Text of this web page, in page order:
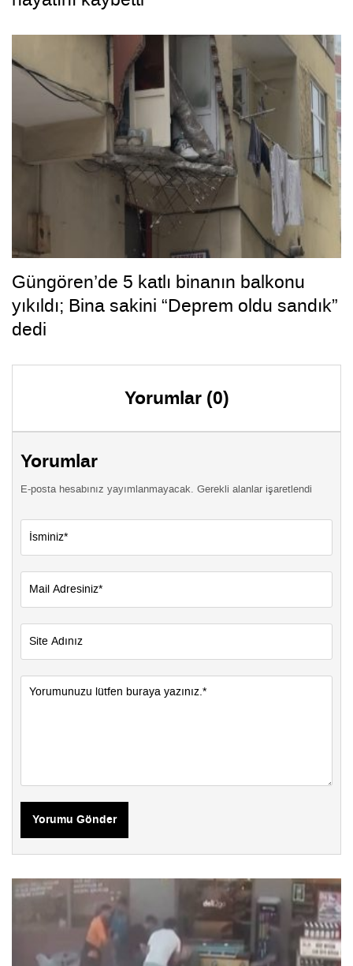
Güngören’de 5 katlı binanın balkonu
yıkıldı; Bina sakini “Deprem oldu sandık”
dedi
Yorumlar (0)
Yorumlar
E-posta hesabınız yayımlanmayacak. Gerekli alanlar işaretlendi
Yorumu Gönder